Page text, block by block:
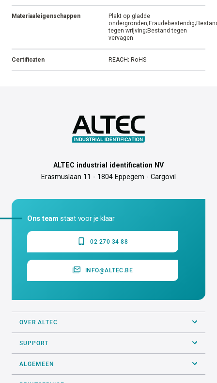
Materiaaleigenschappen
Plakt op gladde
tegen wrijving;Bestand tegen
vervagen
Certificaten REACH; RoHS
ALTEC industrial identification NV
Erasmuslaan 11 - 1804 Eppegem - Cargovil
Ons team staat voor je klaar
02 270 34 88
INFO@ALTEC.BE
OVER ALTEC
SUPPORT
ALGEMEEN